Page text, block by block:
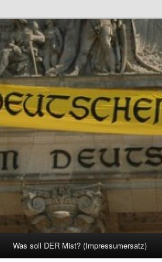
Was soll DER Mist? (Impressumersatz)